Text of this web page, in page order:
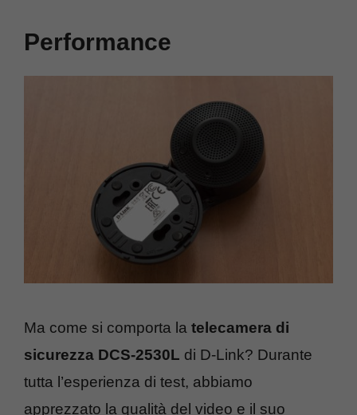
Performance
Ma come si comporta la telecamera di
sicurezza DCS-2530L di D-Link? Durante
tutta l’esperienza di test, abbiamo
apprezzato la qualità del video e il suo